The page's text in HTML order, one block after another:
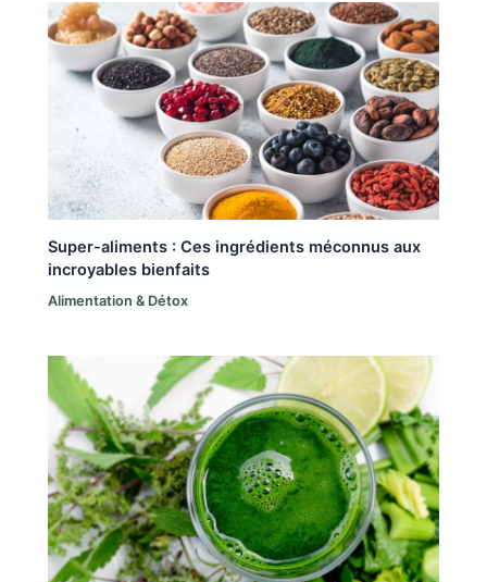
Super-aliments : Ces ingrédients méconnus aux
incroyables bienfaits
Alimentation & Détox